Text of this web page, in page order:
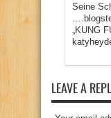
Seine
„KUNG
LEAVE A